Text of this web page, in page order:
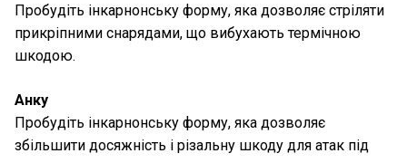
Пробудіть інкарнонську форму, яка дозволяє стріляти
прикріпними снарядами, що вибухають термічною
шкодою.
Анку
Пробудіть інкарнонську форму, яка дозволяє
збільшити досяжність і різальну шкоду для атак під